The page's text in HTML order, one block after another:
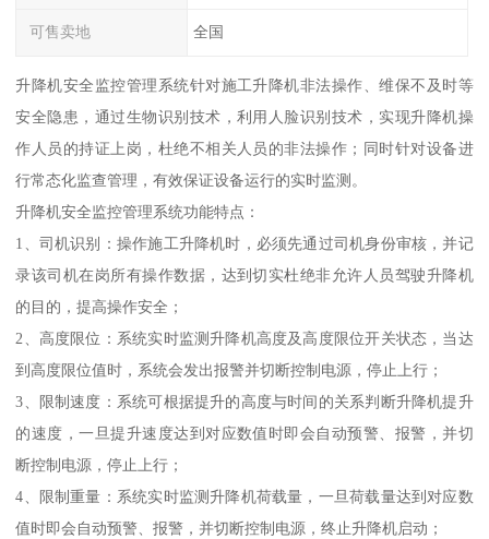
可售卖地 全国
升降机安全监控管理系统针对施工升降机非法操作、维保不及时等
安全隐患，通过生物识别技术，利用人脸识别技术，实现升降机操
作人员的持证上岗，杜绝不相关人员的非法操作；同时针对设备进
行常态化监查管理，有效保证设备运行的实时监测。
升降机安全监控管理系统功能特点：
1、司机识别：操作施工升降机时，必须先通过司机身份审核，并记
录该司机在岗所有操作数据，达到切实杜绝非允许人员驾驶升降机
的目的，提高操作安全；
2、高度限位：系统实时监测升降机高度及高度限位开关状态，当达
到高度限位值时，系统会发出报警并切断控制电源，停止上行；
3、限制速度：系统可根据提升的高度与时间的关系判断升降机提升
的速度，一旦提升速度达到对应数值时即会自动预警、报警，并切
断控制电源，停止上行；
4、限制重量：系统实时监测升降机荷载量，一旦荷载量达到对应数
值时即会自动预警、报警，并切断控制电源，终止升降机启动；